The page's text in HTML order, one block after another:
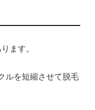
ます。
ルを短縮させて脱毛